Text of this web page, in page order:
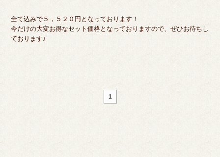
全て込みで５，５２０円となっております！
今だけの大変お得なセット価格となっておりますので、ぜひお待ちし
ております♪
1